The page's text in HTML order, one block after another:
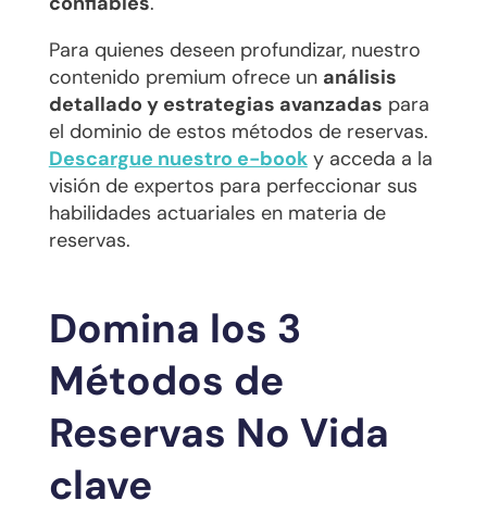
Para quienes deseen profundizar, nuestro
contenido premium ofrece un análisis
detallado y estrategias avanzadas para
el dominio de estos métodos de reservas.
Descargue nuestro e-booky acceda a la
visión de expertos para perfeccionar sus
habilidades actuariales en materia de
reservas.
Domina los 3
Métodos de
Reservas No Vida
clave